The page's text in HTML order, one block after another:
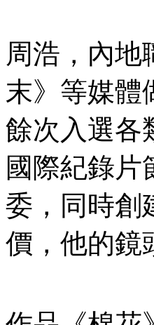
周浩，內地
末》等媒體
餘次入選各
國際紀錄片
委，同時創
價，他的鏡